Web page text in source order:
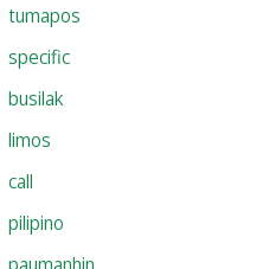
tumapos
specific
busilak
limos
call
pilipino